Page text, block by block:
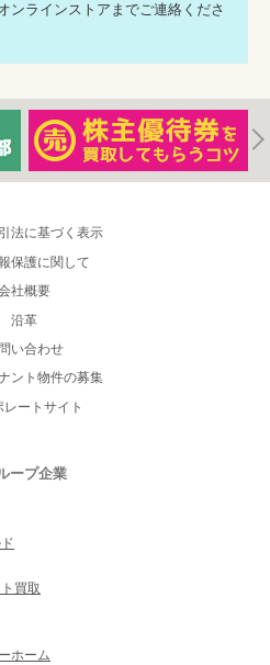
ラインストアまでご連絡くださ
法に基づく表示
保護に関して
社概要
沿革
い合わせ
ント物件の募集
レートサイト
ープ企業
買取
ホーム